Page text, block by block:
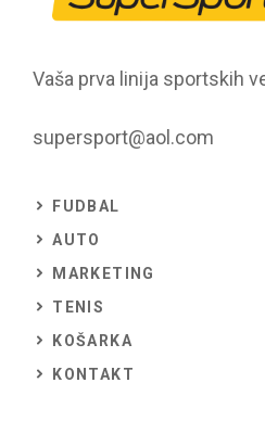
Vaša prva linija sportskih
supersport@aol.com
FUDBAL
AUTO
MARKETING
TENIS
KOŠARKA
KONTAKT